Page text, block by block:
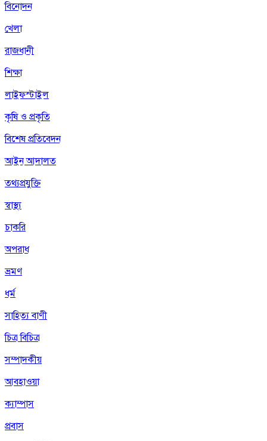
বিনোদন
খেলা
রাজধানী
শিক্ষা
লাইফস্টাইল
কৃষি ও প্রকৃতি
বিশেষ প্রতিবেদন
আইন আদালত
তথ্যপ্রযুক্তি
স্বাস্থ্য
চাকরি
অপরাধ
ভ্রমণ
ধর্ম
সাহিত্য বাণী
চিত্র বিচিত্র
সম্পাদকীয়
আবহাওয়া
ক্যাম্পাস
প্রবাস